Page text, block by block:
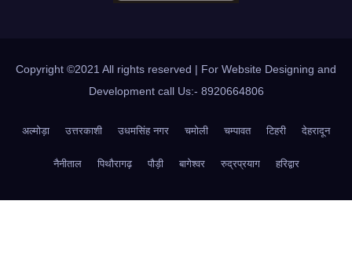
Copyright ©2021 All rights reserved | For Website Designing and
Development call Us:- 8920664806
अल्मोड़ा उत्तरकाशी उधमसिंह नगर चमोली चम्पावत टिहरी देहरादून
नैनीताल पिथौरागढ़ पौड़ी बागेश्वर रुद्रप्रयाग हरिद्वार